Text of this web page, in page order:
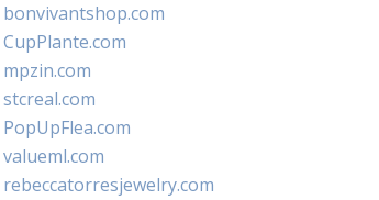
bonvivantshop.com
CupPlante.com
mpzin.com
stcreal.com
PopUpFlea.com
valueml.com
rebeccatorresjewelry.com